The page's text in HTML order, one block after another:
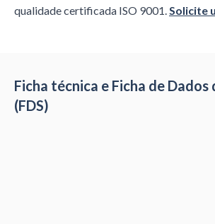
qualidade certificada ISO 9001.Solicite
Ficha técnica e Ficha de Dados
(FDS)